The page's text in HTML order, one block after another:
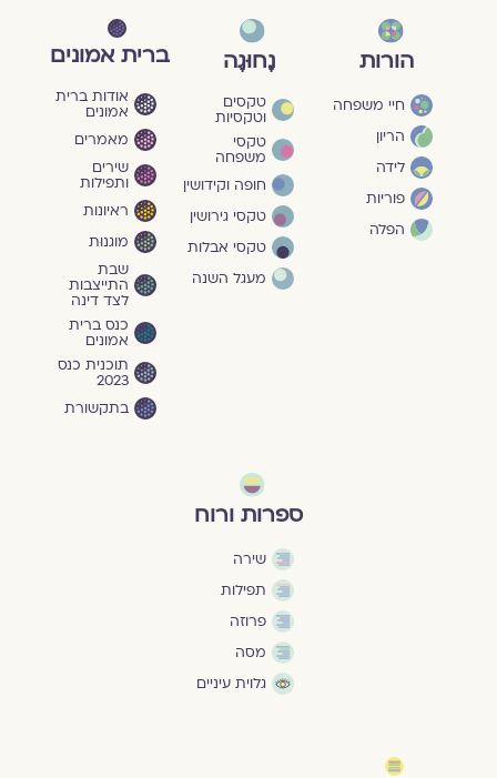
הורות
חיי משפחה
הריון
לידה
פוריות
הפלה
נָחוּגָה
טקסים
וטקסיות
טקסי
משפחה
חופה וקידושין
טקסי גירושין
טקסי אבלות
מעגל השנה
ברית אמונים
אודות ברית
אמונים
מאמרים
שירים
ותפילות
ראיונות
מוגנוּת
שבת
התייצבות
לצד דינה
כנס ברית
אמונים
תוכנית כנס
2023
בתקשורת
ספרות ורוח
שירה
תפילות
פרוזה
מסה
גלוית עיניים